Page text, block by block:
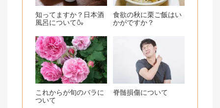
知ってますか？日本酒
風呂について🍶
食欲の秋に栗ご飯はい
かがですか？
これからが旬のバラに
ついて
脊髄損傷について